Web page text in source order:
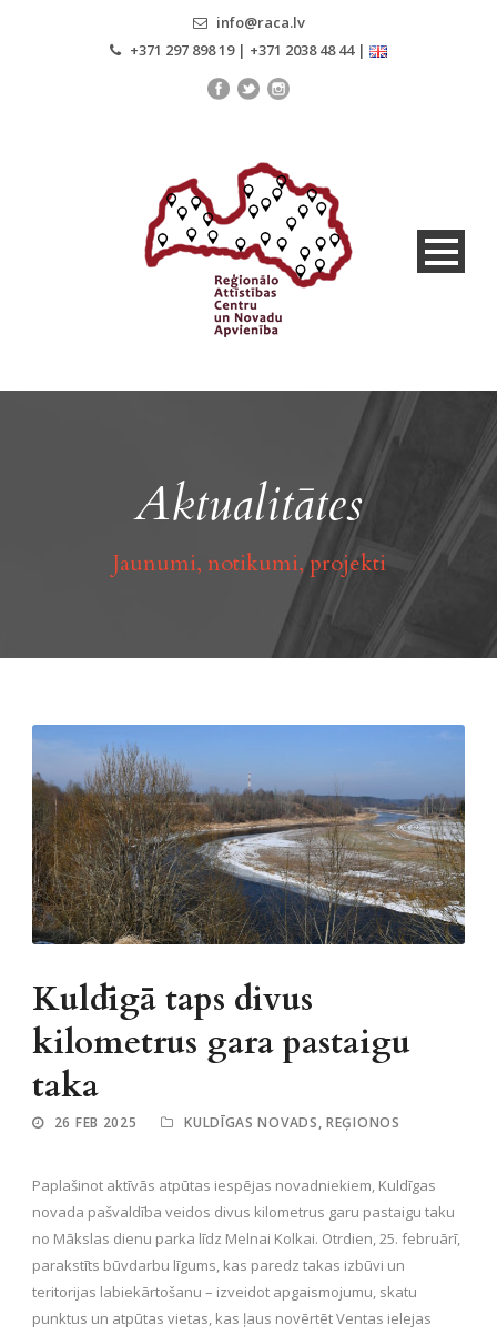
info@raca.lv
+371 297 898 19 | +371 2038 48 44 |
Aktualitātes
Jaunumi, notikumi, projekti
Kuldīgā taps divus
kilometrus gara pastaigu
taka
26 FEB 2025 KULDĪGAS NOVADS, REĢIONOS
Paplašinot aktīvās atpūtas iespējas novadniekiem, Kuldīgas
novada pašvaldība veidos divus kilometrus garu pastaigu taku
no Mākslas dienu parka līdz Melnai Kolkai. Otrdien, 25. februārī,
parakstīts būvdarbu līgums, kas paredz takas izbūvi un
teritorijas labiekārtošanu – izveidot apgaismojumu, skatu
punktus un atpūtas vietas, kas ļaus novērtēt Ventas ielejas